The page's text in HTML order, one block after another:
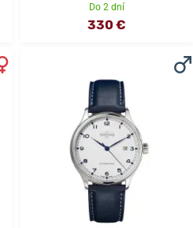
Do 2 dní
330 €